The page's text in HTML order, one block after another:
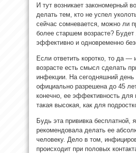
И тут возникает закономерный
делать тем, кто не успел
сейчас сомневается, можно ли
более старшем возрасте? Будет
эффективно и одновременно
Если ответить коротко, то да —
возрасте есть смысл сделать
инфекции. На сегодняшний день
официально разрешена до 45
конечно, ее эффективность для
такая высокая, как для
Будь эта прививка бесплатной,
рекомендовала делать ее
человеку. Дело в том,
происходит при половых